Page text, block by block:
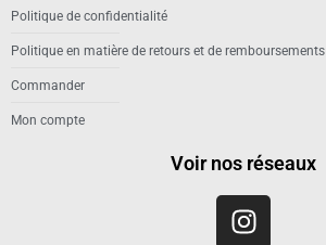
Politique de confidentialité
Politique en matière de retours et de remboursements
Commander
Mon compte
Voir nos réseaux